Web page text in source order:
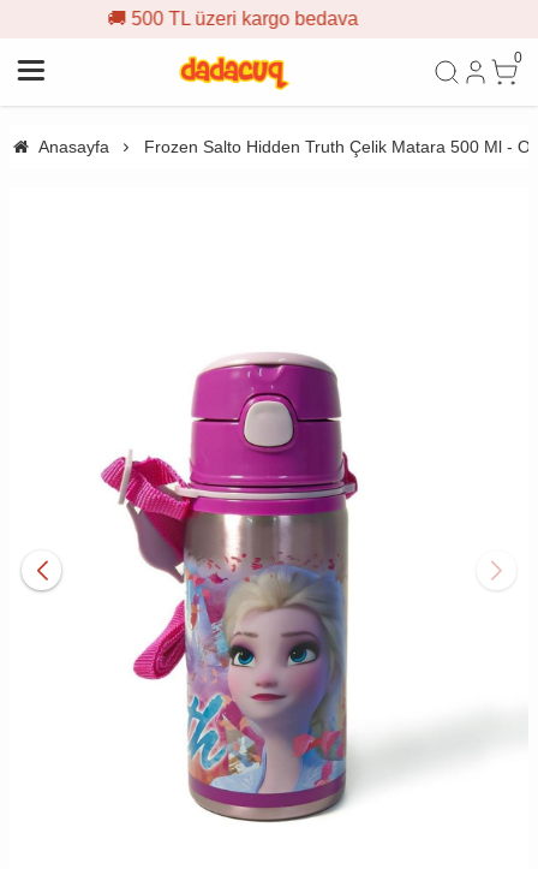
TL üzeri kargo bedava
0
Anasayfa Frozen Salto Hidden Truth Çelik Matara 500 Ml -